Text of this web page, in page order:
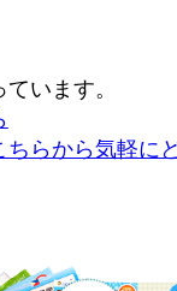
います。
ちらから気軽に